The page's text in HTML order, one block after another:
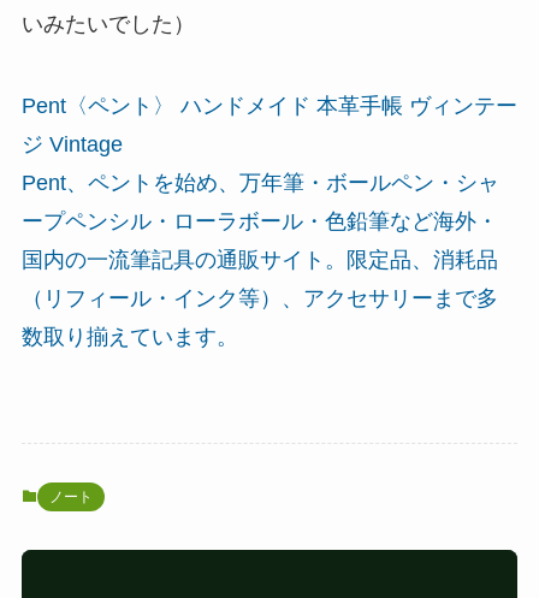
いみたいでした）
Pent〈ペント〉 ハンドメイド 本革手帳 ヴィンテー
ジ Vintage
Pent、ペントを始め、万年筆・ボールペン・シャ
ープペンシル・ローラボール・色鉛筆など海外・
国内の一流筆記具の通販サイト。限定品、消耗品
（リフィール・インク等）、アクセサリーまで多
数取り揃えています。
ノート